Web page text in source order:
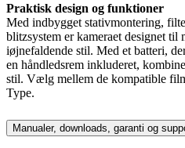
Praktisk design og funktioner
Med indbygget stativmontering,
blitzsystem er kameraet designet til
iøjnefaldende stil. Med et batteri,
en håndledsrem inkluderet,
stil. Vælg mellem de kompatible
Type.
Manualer, downloads, garanti og